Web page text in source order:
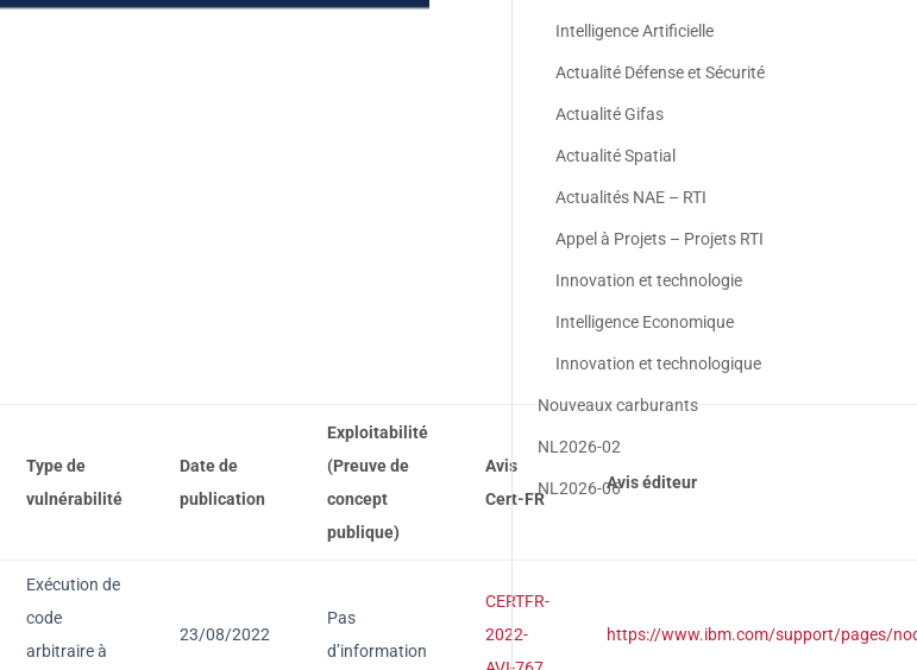
Type de
vulnérabilité
Date de
publication
Exploitabilité
(Preuve de
concept
publique)
Avis
Cert-FR
Avis éditeur
Exécution de
code
arbitraire à
23/08/2022
Pas
d’information
CERTFR-
2022-
https://www.ibm.com/support/pages/
Intelligence Artificielle
Actualité Défense et Sécurité
Actualité Gifas
Actualité Spatial
Actualités NAE – RTI
Appel à Projets – Projets RTI
Innovation et technologie
Intelligence Economique
Innovation et technologique
Nouveaux carburants
NL2026-02
NL2026-06